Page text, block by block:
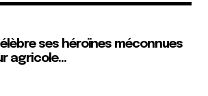
ses héroïnes méconnues
agricole…